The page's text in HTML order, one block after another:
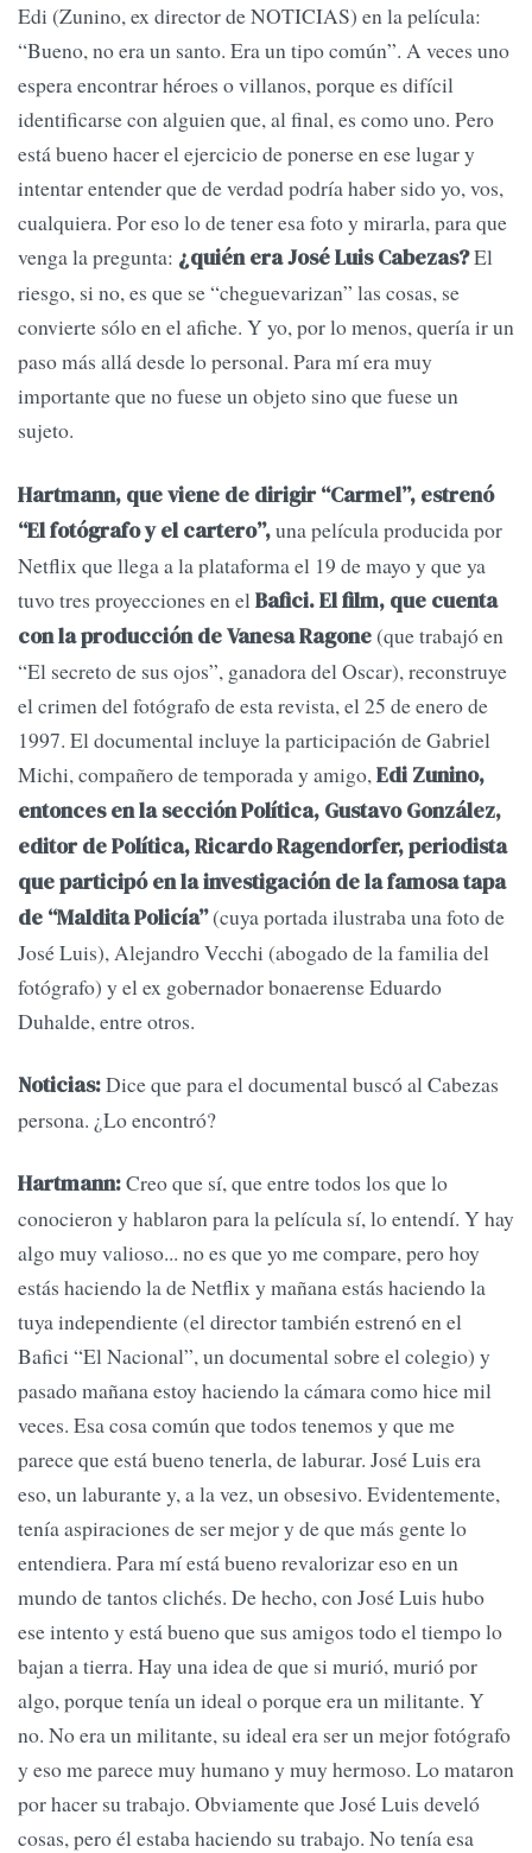
Edi (Zunino, ex director de NOTICIAS) en la película:
“Bueno, no era un santo. Era un tipo común”. A veces uno
espera encontrar héroes o villanos, porque es difícil
identificarse con alguien que, al final, es como uno. Pero
está bueno hacer el ejercicio de ponerse en ese lugar y
intentar entender que de verdad podría haber sido yo, vos,
cualquiera. Por eso lo de tener esa foto y mirarla, para que
venga la pregunta: ¿quién era José Luis Cabezas?El
riesgo, si no, es que se “cheguevarizan” las cosas, se
convierte sólo en el afiche. Y yo, por lo menos, quería ir un
paso más allá desde lo personal. Para mí era muy
importante que no fuese un objeto sino que fuese un
sujeto.
Hartmann, que viene de dirigir “Carmel”, estrenó
“El fotógrafo y el cartero”,una película producida por
Netflix que llega a la plataforma el 19 de mayo y que ya
tuvo tres proyecciones en elBafici. El film, que cuenta
con la producción de Vanesa Ragone(que trabajó en
“El secreto de sus ojos”, ganadora del Oscar), reconstruye
el crimen del fotógrafo de esta revista, el 25 de enero de
1997. El documental incluye la participación de Gabriel
Michi, compañero de temporada y amigo,Edi Zunino,
entonces en la sección Política, Gustavo González,
editor de Política, Ricardo Ragendorfer, periodista
que participó en la investigación de la famosa tapa
de “Maldita Policía”(cuya portada ilustraba una foto de
José Luis), Alejandro Vecchi (abogado de la familia del
fotógrafo) y el ex gobernador bonaerense Eduardo
Duhalde, entre otros.
Noticias:Dice que para el documental buscó al Cabezas
persona. ¿Lo encontró?
Hartmann:Creo que sí, que entre todos los que lo
conocieron y hablaron para la película sí, lo entendí. Y hay
algo muy valioso... no es que yo me compare, pero hoy
estás haciendo la de Netflix y mañana estás haciendo la
tuya independiente (el director también estrenó en el
Bafici “El Nacional”, un documental sobre el colegio) y
pasado mañana estoy haciendo la cámara como hice mil
veces. Esa cosa común que todos tenemos y que me
parece que está bueno tenerla, de laburar. José Luis era
eso, un laburante y, a la vez, un obsesivo. Evidentemente,
tenía aspiraciones de ser mejor y de que más gente lo
entendiera. Para mí está bueno revalorizar eso en un
mundo de tantos clichés. De hecho, con José Luis hubo
ese intento y está bueno que sus amigos todo el tiempo lo
bajan a tierra. Hay una idea de que si murió, murió por
algo, porque tenía un ideal o porque era un militante. Y
no. No era un militante, su ideal era ser un mejor fotógrafo
y eso me parece muy humano y muy hermoso. Lo mataron
por hacer su trabajo. Obviamente que José Luis develó
cosas, pero él estaba haciendo su trabajo. No tenía esa